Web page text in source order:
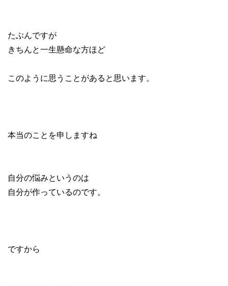
たぶんですが
きちんと一生懸命な方ほど
このように思うことがあると思います。
本当のことを申しますね
自分の悩みというのは
自分が作っているのです。
ですから